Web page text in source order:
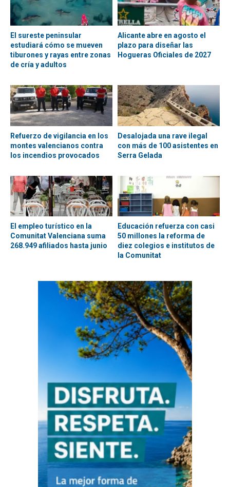
El sureste peninsular
estudiará cómo se mueven
tiburones y rayas entre zonas
de cría y adultos
Alicante abre en agosto el
plazo para diseñar las
Hogueras Oficiales de 2027
Refuerzo de vigilancia en los
montes valencianos contra
los incendios provocados
Desalojada una rave ilegal
con más de 100 asistentes en
Serra Gelada
El empleo turístico en la
Comunitat Valenciana suma
268.949 afiliados hasta junio
Educación refuerza con casi
50 millones la reforma de
diez colegios e institutos de
la Comunitat